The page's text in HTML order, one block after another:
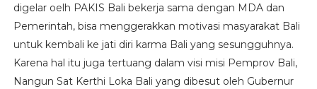
digelar oelh PAKIS Bali bekerja sama dengan MDA dan
Pemerintah, bisa menggerakkan motivasi masyarakat Bali
untuk kembali ke jati diri karma Bali yang sesungguhnya.
Karena hal itu juga tertuang dalam visi misi Pemprov Bali,
Nangun Sat Kerthi Loka Bali yang dibesut oleh Gubernur